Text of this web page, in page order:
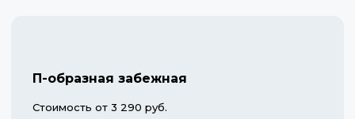
П-образная забежная
Стоимость от 3 290 руб.